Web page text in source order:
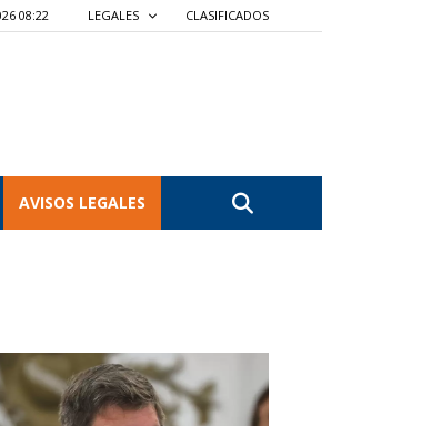
08:22 LEGALES CLASIFICADOS
AVISOS LEGALES